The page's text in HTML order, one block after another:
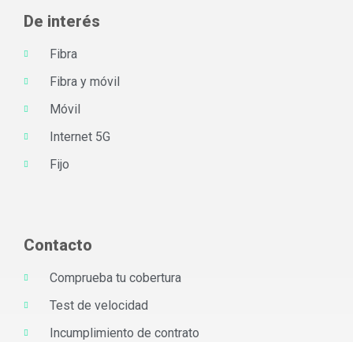
De interés
Fibra
Fibra y móvil
Móvil
Internet 5G
Fijo
Contacto
Comprueba tu cobertura
Test de velocidad
Incumplimiento de contrato